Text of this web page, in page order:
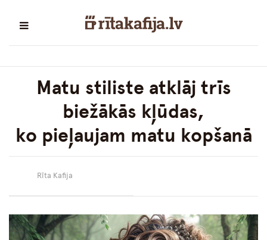
Matu stiliste atklāj trīs
biežākās kļūdas,
ko pieļaujam matu kopšanā
Rīta Kafija